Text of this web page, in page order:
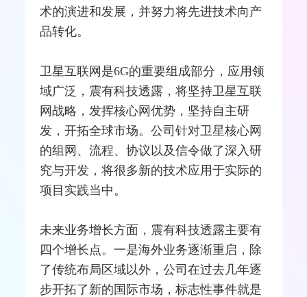
术的演进和发展，并努力将先进技术向产
品转化。
卫星互联网是6G的重要组成部分，应用领
域广泛，震有科技透露，将坚持卫星互联
网战略，发挥核心网优势，坚持自主研
发，开拓全球市场。公司针对卫星核心网
的组网、流程、协议以及信令做了深入研
究与开发，将很多新的技术应用于实际的
项目实践当中。
未来业务增长方面，震有科技透露主要有
四个增长点。一是海外业务逐渐重启，除
了传统布局区域以外，公司在过去几年逐
步开拓了新的国际市场，标志性事件就是